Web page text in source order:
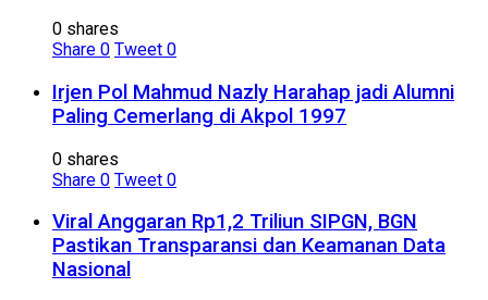
0 shares
Share 0 Tweet 0
Irjen Pol Mahmud Nazly Harahap jadi Alumni
Paling Cemerlang di Akpol 1997
0 shares
Share 0 Tweet 0
Viral Anggaran Rp1,2 Triliun SIPGN, BGN
Pastikan Transparansi dan Keamanan Data
Nasional